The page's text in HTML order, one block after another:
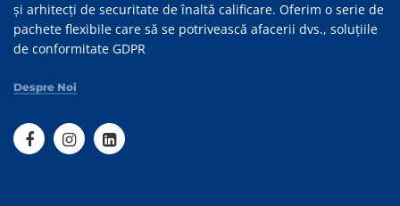
și arhitecți de securitate de înaltă calificare. Oferim o serie de
pachete flexibile care să se potrivească afacerii dvs., soluțiile
de conformitate GDPR
Despre Noi